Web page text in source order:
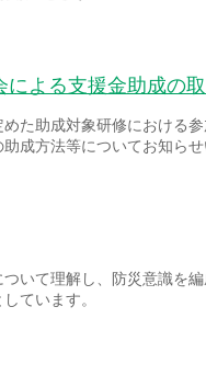
よる支援金助成の
た助成対象研修における
成方法等についてお知らせ
いて理解し、防災意識を
ています。